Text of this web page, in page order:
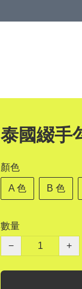
泰國綴手
顏色
A 色 B 色
數量
−
+